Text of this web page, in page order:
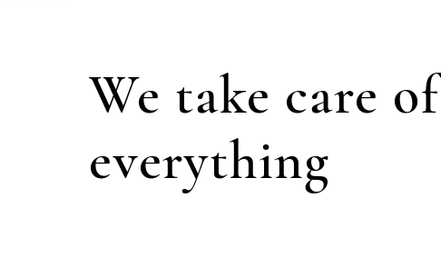
We take care of
everything